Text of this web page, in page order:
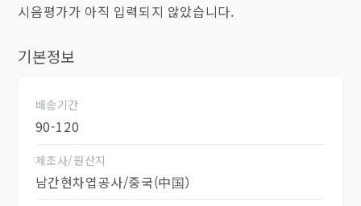
시음평가가 아직 입력되지 않았습니다.
기본정보
배송기간
90-120
제조사/원산지
남간현차엽공사/중국(中国）